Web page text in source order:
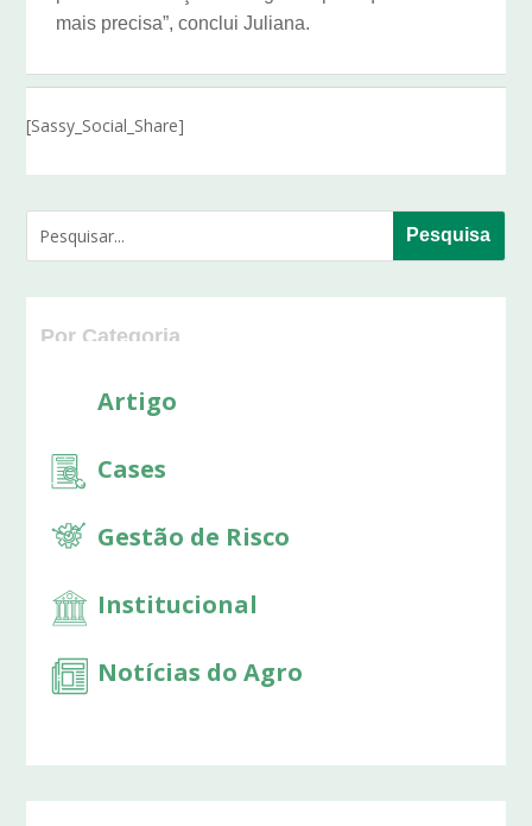
mais precisa”, conclui Juliana.
[Sassy_Social_Share]
Por Categoria
Artigo
Cases
Gestão de Risco
Institucional
Notícias do Agro